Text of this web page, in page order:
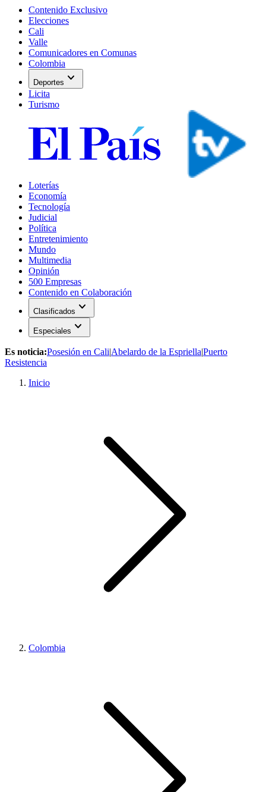
Contenido Exclusivo
Elecciones
Cali
Valle
Comunicadores en Comunas
Colombia
Deportes expand_more
Licita
Turismo
Loterías
Economía
Tecnología
Judicial
Política
Entretenimiento
Mundo
Multimedia
Opinión
500 Empresas
Contenido en Colaboración
Clasificados expand_more
Especiales expand_more
Es noticia:Posesión en Cali|Abelardo de la Espriella|Puerto
Resistencia
Inicio
Colombia